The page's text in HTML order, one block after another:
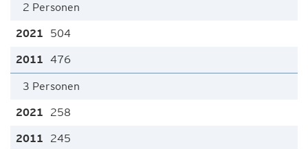
2 Personen
504
476
3 Personen
258
245